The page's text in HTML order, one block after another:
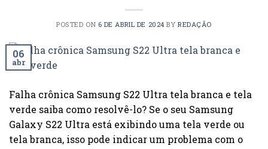
POSTED ON 6 DE ABRIL DE 2024 BYREDAÇÃO
06
abr
Falha crônica Samsung S22 Ultra tela branca e tela
verde saiba como resolvê-lo? Se o seu Samsung
Galaxy S22 Ultra está exibindo uma tela verde ou
tela branca, isso pode indicar um problema com o